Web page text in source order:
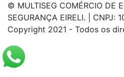
© MULTISEG COMÉRCIO DE
SEGURANÇA EIRELI. |
Copyright 2021 - Todos os